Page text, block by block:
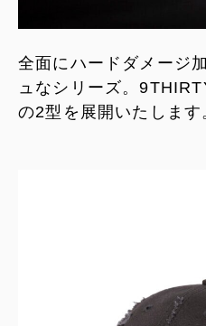
全面にハードダメージ
ュなシリーズ。
の2型を展開いたします